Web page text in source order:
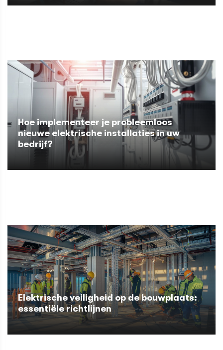
Hoe implementeer je probleemloos
nieuwe elektrische installaties in uw
bedrijf?
Elektrische veiligheid op de bouwplaats:
essentiële richtlijnen